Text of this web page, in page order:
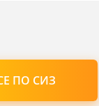
ПО СИЗ